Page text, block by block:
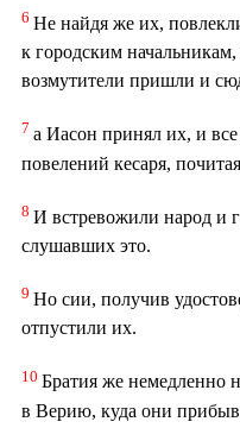
6 Не найдя же их,
к городским
возмутители пришли и
7 а Иасон принял их, и
повелений кесаря,
8 И встревожили народ и
слушавших это.
9 Но сии, получив
отпустили их.
10 Братия же немедленно
в Верию, куда они